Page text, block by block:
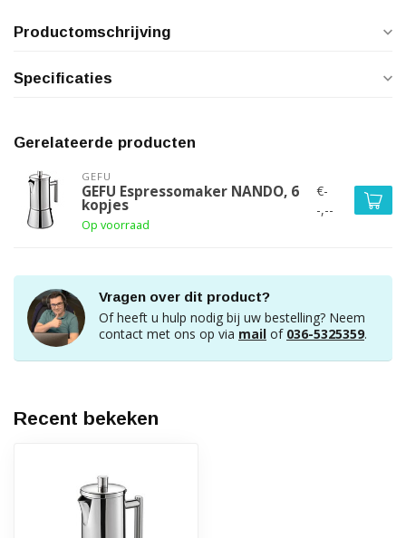
Productomschrijving
Specificaties
Gerelateerde producten
GEFU
GEFU Espressomaker NANDO, 6
kopjes
Op voorraad
€-
-,--
Vragen over dit product?
Of heeft u hulp nodig bij uw bestelling? Neem
contact met ons op via mail of 036-5325359.
Recent bekeken